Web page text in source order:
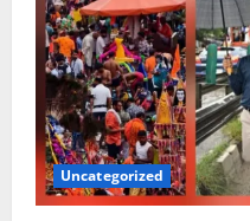
Uncategorized